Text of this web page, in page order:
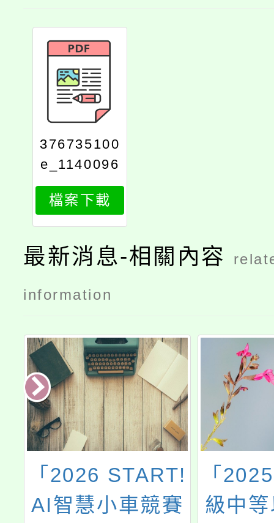
376735100
e_1140096
939_attach
1
檔案下載
最新消息-相關內容
information
「2026 START!
AI智慧小車競賽
「
級中